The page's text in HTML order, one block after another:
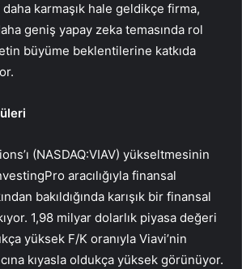
karmaşık hale geldikçe firma,
geniş yapay zeka temasında rol
büyüme beklentilerine katkıda
(NASDAQ:VIAV) yükseltmesinin
aracılığıyla finansal
bakıldığında karışık bir finansal
1,98 milyar dolarlık piyasa değeri
yüksek F/K oranıyla Viavi’nin
kıyasla oldukça yüksek görünüyor.